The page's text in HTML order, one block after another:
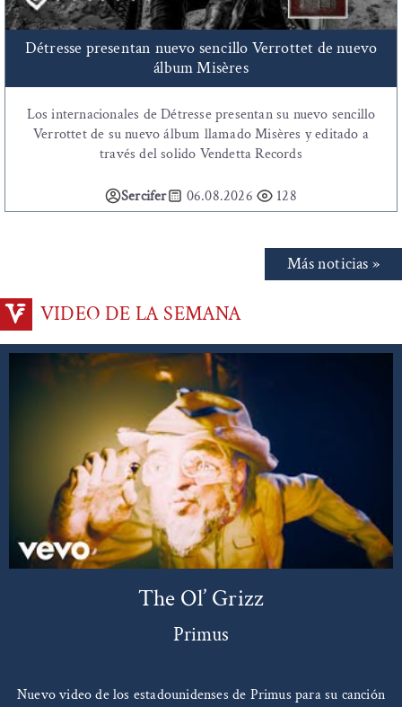
Détresse presentan nuevo sencillo Verrottet de nuevo
álbum Misères
Los internacionales de Détresse presentan su nuevo sencillo
Verrottet de su nuevo álbum llamado Misères y editado a
través del solido Vendetta Records
Sercifer 06.08.2026 128
Más noticias »
VIDEO DE LA SEMANA
The Ol’ Grizz
Primus
Nuevo video de los estadounidenses de Primus para su canción